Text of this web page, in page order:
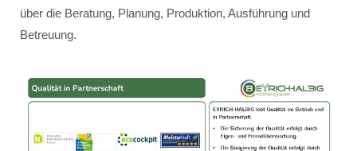
über die Beratung, Planung, Produktion, Ausführung und
Betreuung.